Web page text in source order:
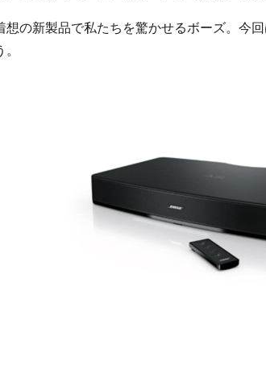
想の新製品で私たちを驚かせるボーズ。今